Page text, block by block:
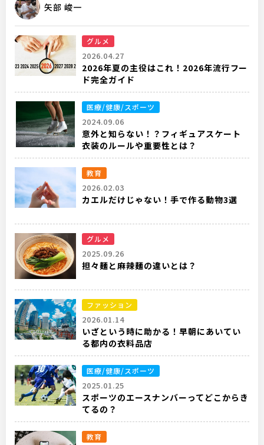
矢部 峻一
グルメ
2026.04.27
2026年夏の主役はこれ！2026年流行フー
ド完全ガイド
医療/健康/スポーツ
2024.09.06
意外と知らない！？フィギュアスケート
衣装のルールや重要性とは？
教育
2026.02.03
カエルだけじゃない！手で作る動物3選
グルメ
2025.09.26
担々麺と麻辣麺の違いとは？
ファッション
2026.01.14
いざという時に助かる！早朝にあいてい
る都内の衣料品店
医療/健康/スポーツ
2025.01.25
スポーツのエースナンバーってどこからき
てるの？
教育